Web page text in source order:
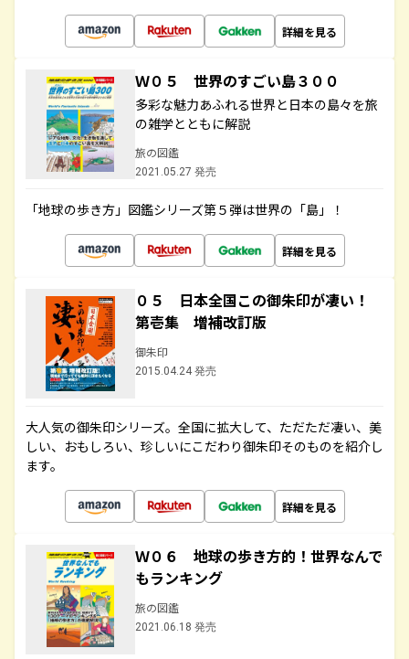
詳細を見る
Ｗ０５ 世界のすごい島３００
多彩な魅力あふれる世界と日本の島々を旅
の雑学とともに解説
旅の図鑑
2021.05.27 発売
「地球の歩き方」図鑑シリーズ第５弾は世界の「島」！
詳細を見る
０５ 日本全国この御朱印が凄い！
第壱集 増補改訂版
御朱印
2015.04.24 発売
大人気の御朱印シリーズ。全国に拡大して、ただただ凄い、美
しい、おもしろい、珍しいにこだわり御朱印そのものを紹介し
ます。
詳細を見る
Ｗ０６ 地球の歩き方的！世界なんで
もランキング
旅の図鑑
2021.06.18 発売